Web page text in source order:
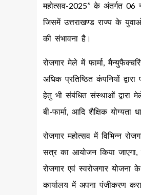
महोत्सव-2025’’ के अंतर्गत
जिसमें उत्तराखण्ड राज्य के
की संभावना है।
रोजगार मेले में फार्मा,
अधिक प्रतिष्ठित कंपनियों
हेतु भी संबंधित संस्थाओं द्वारा
बी-फार्मा, आदि शैक्षिक
रोजगार महोत्सव में विभिन्न
सत्र का आयोजन किया
रोजगार एवं स्वरोजगार
कार्यालय में अपना पंजीकरण